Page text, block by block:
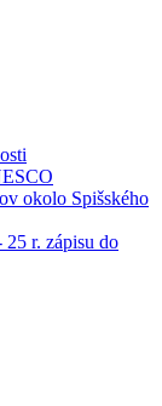
okolo Spišského
25 r. zápisu do